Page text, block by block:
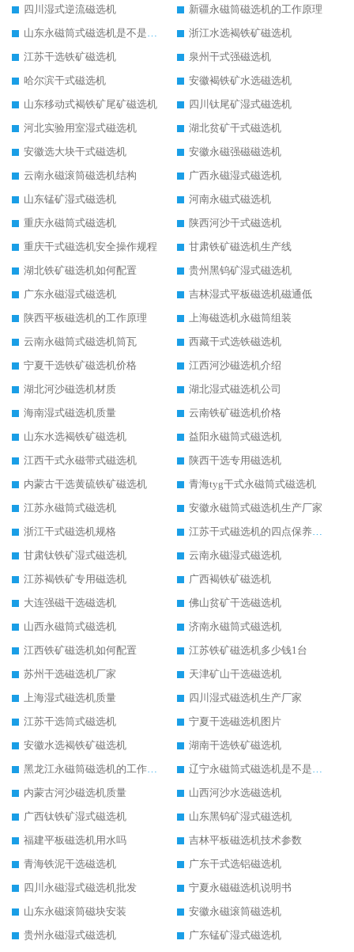
四川湿式逆流磁选机
新疆永磁筒磁选机的工作原理
山东永磁筒式磁选机是不是强磁
浙江水选褐铁矿磁选机
江苏干选铁矿磁选机
泉州干式强磁选机
哈尔滨干式磁选机
安徽褐铁矿水选磁选机
山东移动式褐铁矿尾矿磁选机
四川钛尾矿湿式磁选机
河北实验用室湿式磁选机
湖北贫矿干式磁选机
安徽选大块干式磁选机
安徽永磁强磁磁选机
云南永磁滚筒磁选机结构
广西永磁湿式磁选机
山东锰矿湿式磁选机
河南永磁式磁选机
重庆永磁筒式磁选机
陕西河沙干式磁选机
重庆干式磁选机安全操作规程
甘肃铁矿磁选机生产线
湖北铁矿磁选机如何配置
贵州黑钨矿湿式磁选机
广东永磁湿式磁选机
吉林湿式平板磁选机磁通低
陕西平板磁选机的工作原理
上海磁选机永磁筒组装
云南永磁筒式磁选机筒瓦
西藏干式选铁磁选机
宁夏干选铁矿磁选机价格
江西河沙磁选机介绍
湖北河沙磁选机材质
湖北湿式磁选机公司
海南湿式磁选机质量
云南铁矿磁选机价格
山东水选褐铁矿磁选机
益阳永磁筒式磁选机
江西干式永磁带式磁选机
陕西干选专用磁选机
内蒙古干选黄硫铁矿磁选机
青海tyg干式永磁筒式磁选机
江苏永磁筒式磁选机
安徽永磁筒式磁选机生产厂家
浙江干式磁选机规格
江苏干式磁选机的四点保养秘籍
甘肃钛铁矿湿式磁选机
云南永磁湿式磁选机
江苏褐铁矿专用磁选机
广西褐铁矿磁选机
大连强磁干选磁选机
佛山贫矿干选磁选机
山西永磁筒式磁选机
济南永磁筒式磁选机
江西铁矿磁选机如何配置
江苏铁矿磁选机多少钱1台
苏州干选磁选机厂家
天津矿山干选磁选机
上海湿式磁选机质量
四川湿式磁选机生产厂家
江苏干选筒式磁选机
宁夏干选磁选机图片
安徽水选褐铁矿磁选机
湖南干选铁矿磁选机
黑龙江永磁筒磁选机的工作原理
辽宁永磁筒式磁选机是不是强磁
内蒙古河沙磁选机质量
山西河沙水选磁选机
广西钛铁矿湿式磁选机
山东黑钨矿湿式磁选机
福建平板磁选机用水吗
吉林平板磁选机技术参数
青海铁泥干选磁选机
广东干式选铝磁选机
四川永磁湿式磁选机批发
宁夏永磁磁选机说明书
山东永磁滚筒磁块安装
安徽永磁滚筒磁选机
贵州永磁湿式磁选机
广东锰矿湿式磁选机